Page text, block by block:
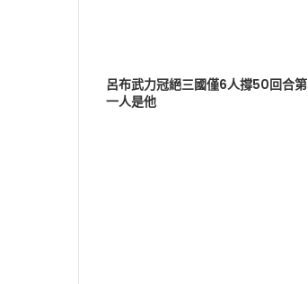
呂布武力冠絕三國僅6人撐50回合第
一人是他